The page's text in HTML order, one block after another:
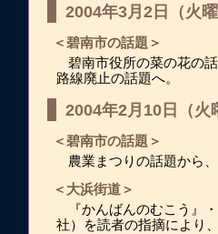
2004年3月2日（火
＜碧南市の話題＞
碧南市役所の菜の花の
路線廃止の話題へ。
2004年2月10日（火
＜碧南市の話題＞
農業まつりの話題から
＜大浜街道＞
『かんばんのむこう』
社）を読者の指摘により